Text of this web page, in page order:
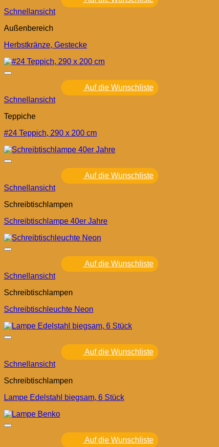
Schnellansicht
Außenbereich
Herbstkränze, Gestecke
Auf die Wunschliste
Schnellansicht
Teppiche
#24 Teppich, 290 x 200 cm
Auf die Wunschliste
Schnellansicht
Schreibtischlampen
Schreibtischlampe 40er Jahre
Auf die Wunschliste
Schnellansicht
Schreibtischlampen
Schreibtischleuchte Neon
Auf die Wunschliste
Schnellansicht
Schreibtischlampen
Lampe Edelstahl biegsam, 6 Stück
Auf die Wunschliste